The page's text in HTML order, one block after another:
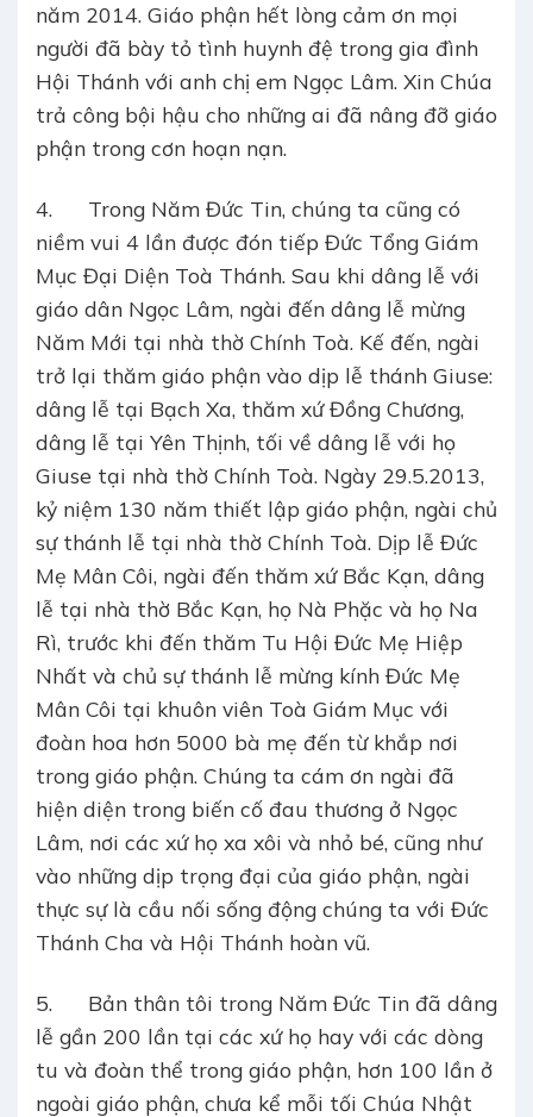
năm 2014. Giáo phận hết lòng cảm ơn mọi
người đã bày tỏ tình huynh đệ trong gia đình
Hội Thánh với anh chị em Ngọc Lâm. Xin Chúa
trả công bội hậu cho những ai đã nâng đỡ giáo
phận trong cơn hoạn nạn.
4. Trong Năm Đức Tin, chúng ta cũng có
niềm vui 4 lần được đón tiếp Đức Tổng Giám
Mục Đại Diện Toà Thánh. Sau khi dâng lễ với
giáo dân Ngọc Lâm, ngài đến dâng lễ mừng
Năm Mới tại nhà thờ Chính Toà. Kế đến, ngài
trở lại thăm giáo phận vào dịp lễ thánh Giuse:
dâng lễ tại Bạch Xa, thăm xứ Đồng Chương,
dâng lễ tại Yên Thịnh, tối về dâng lễ với họ
Giuse tại nhà thờ Chính Toà. Ngày 29.5.2013,
kỷ niệm 130 năm thiết lập giáo phận, ngài chủ
sự thánh lễ tại nhà thờ Chính Toà. Dịp lễ Đức
Mẹ Mân Côi, ngài đến thăm xứ Bắc Kạn, dâng
lễ tại nhà thờ Bắc Kạn, họ Nà Phặc và họ Na
Rì, trước khi đến thăm Tu Hội Đức Mẹ Hiệp
Nhất và chủ sự thánh lễ mừng kính Đức Mẹ
Mân Côi tại khuôn viên Toà Giám Mục với
đoàn hoa hơn 5000 bà mẹ đến từ khắp nơi
trong giáo phận. Chúng ta cám ơn ngài đã
hiện diện trong biến cố đau thương ở Ngọc
Lâm, nơi các xứ họ xa xôi và nhỏ bé, cũng như
vào những dịp trọng đại của giáo phận, ngài
thực sự là cầu nối sống động chúng ta với Đức
Thánh Cha và Hội Thánh hoàn vũ.
5. Bản thân tôi trong Năm Đức Tin đã dâng
lễ gần 200 lần tại các xứ họ hay với các dòng
tu và đoàn thể trong giáo phận, hơn 100 lần ở
ngoài giáo phận, chưa kể mỗi tối Chúa Nhật